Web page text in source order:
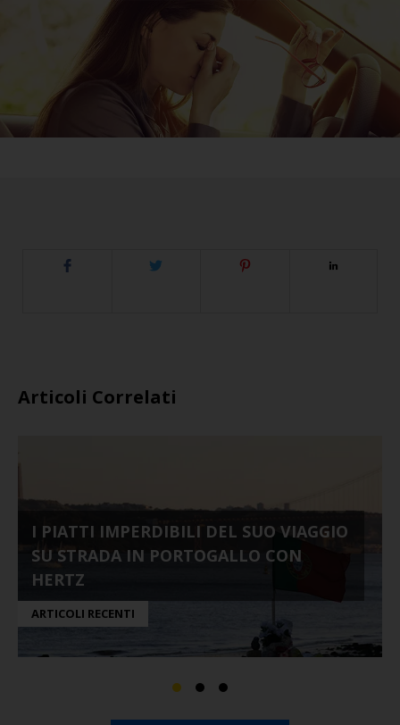
Articoli Correlati
I PIATTI IMPERDIBILI DEL SUO VIAGGIO
SU STRADA IN PORTOGALLO CON
HERTZ
ARTICOLI RECENTI